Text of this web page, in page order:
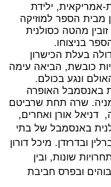
אמריקאית, ילידת
מבית הספר למוזיקה
מהטה כסולנית
בניצוחו.
בעלת הכישרון
כובשת, הביאה עימה
ונגע בכולם.
באנסמבל האופרה
שרה תחת שרביטם
דניאל אורן ואחרים,
כסולנית באנסמבל של בתי
ובדרזדן. מיכל דורון
שונות, ובין
ובפרס חביבת